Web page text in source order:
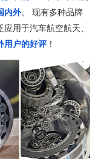
内外。 现有多种品牌
用于汽车航空航天、
用户的好评！